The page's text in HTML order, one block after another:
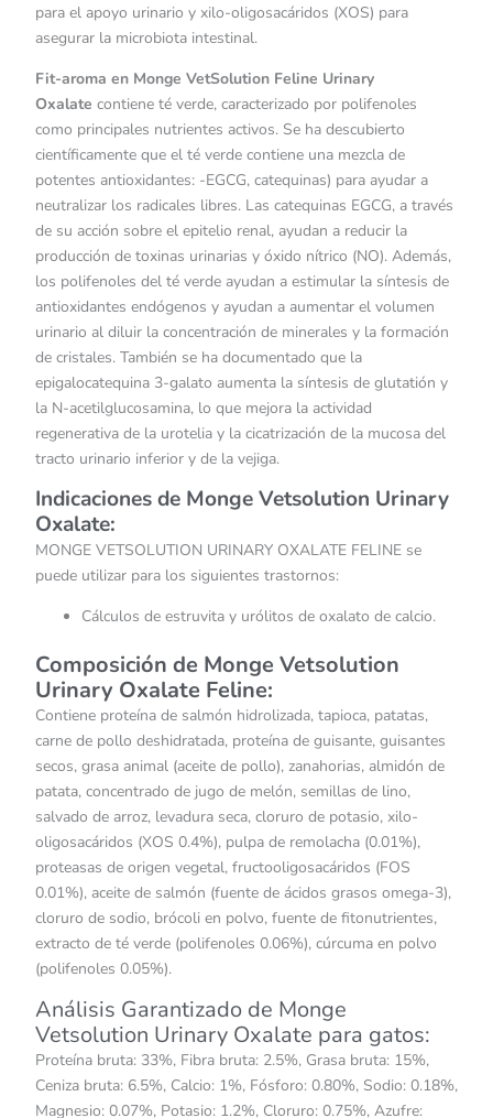
para el apoyo urinario y xilo-oligosacáridos (XOS) para
asegurar la microbiota intestinal.
Fit-aroma en Monge VetSolution Feline Urinary
Oxalate contiene té verde, caracterizado por polifenoles
como principales nutrientes activos. Se ha descubierto
científicamente que el té verde contiene una mezcla de
potentes antioxidantes: -EGCG, catequinas) para ayudar a
neutralizar los radicales libres. Las catequinas EGCG, a través
de su acción sobre el epitelio renal, ayudan a reducir la
producción de toxinas urinarias y óxido nítrico (NO). Además,
los polifenoles del té verde ayudan a estimular la síntesis de
antioxidantes endógenos y ayudan a aumentar el volumen
urinario al diluir la concentración de minerales y la formación
de cristales. También se ha documentado que la
epigalocatequina 3-galato aumenta la síntesis de glutatión y
la N-acetilglucosamina, lo que mejora la actividad
regenerativa de la urotelia y la cicatrización de la mucosa del
tracto urinario inferior y de la vejiga.
Indicaciones de Monge Vetsolution Urinary
Oxalate:
MONGE VETSOLUTION URINARY OXALATE FELINE se
puede utilizar para los siguientes trastornos:
Cálculos de estruvita y urólitos de oxalato de calcio.
Composición de Monge Vetsolution
Urinary Oxalate Feline:
Contiene proteína de salmón hidrolizada, tapioca, patatas,
carne de pollo deshidratada, proteína de guisante, guisantes
secos, grasa animal (aceite de pollo), zanahorias, almidón de
patata, concentrado de jugo de melón, semillas de lino,
salvado de arroz, levadura seca, cloruro de potasio, xilo-
oligosacáridos (XOS 0.4%), pulpa de remolacha (0.01%),
proteasas de origen vegetal, fructooligosacáridos (FOS
0.01%), aceite de salmón (fuente de ácidos grasos omega-3),
cloruro de sodio, brócoli en polvo, fuente de fitonutrientes,
extracto de té verde (polifenoles 0.06%), cúrcuma en polvo
(polifenoles 0.05%).
Análisis Garantizado de Monge
Vetsolution Urinary Oxalate para gatos:
Proteína bruta: 33%, Fibra bruta: 2.5%, Grasa bruta: 15%,
Ceniza bruta: 6.5%, Calcio: 1%, Fósforo: 0.80%, Sodio: 0.18%,
Magnesio: 0.07%, Potasio: 1.2%, Cloruro: 0.75%, Azufre: